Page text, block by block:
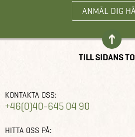
ANMÄL DIG
TILL SIDANS
KONTAKTA OSS:
+46(0)40-645 04 90
HITTA OSS PÅ: